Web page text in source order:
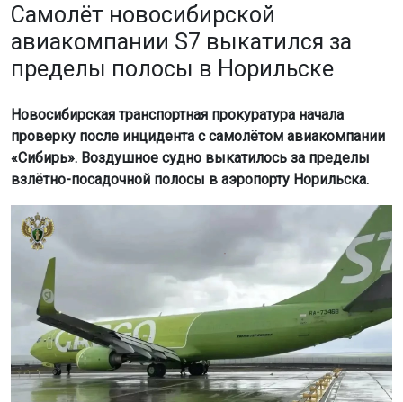
Самолёт новосибирской
авиакомпании S7 выкатился за
пределы полосы в Норильске
Новосибирская транспортная прокуратура начала
проверку после инцидента с самолётом авиакомпании
«Сибирь». Воздушное судно выкатилось за пределы
взлётно-посадочной полосы в аэропорту Норильска.